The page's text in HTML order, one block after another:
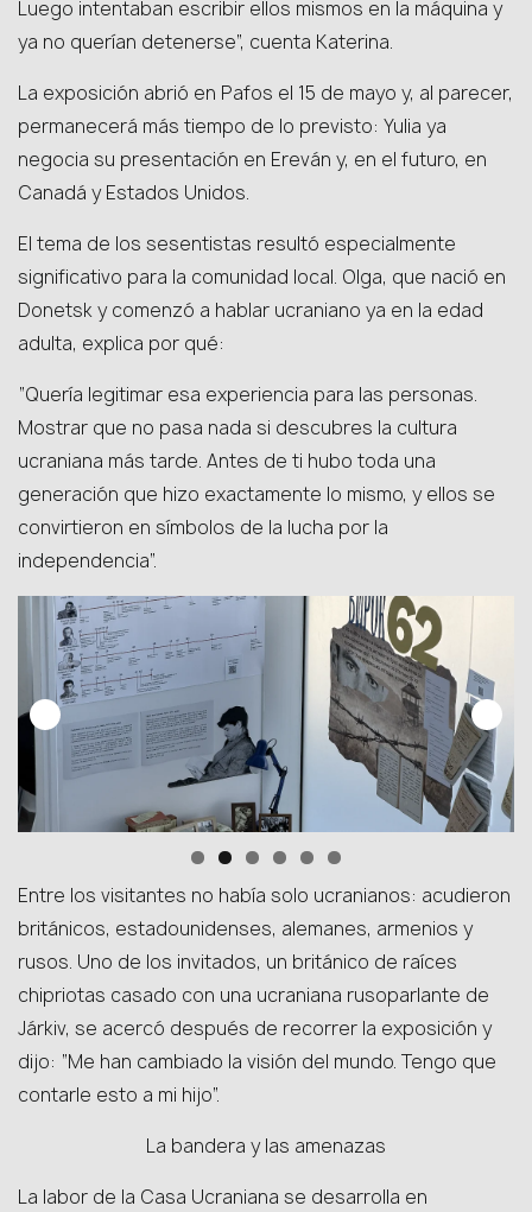
Luego intentaban escribir ellos mismos en la máquina y
ya no querían detenerse”, cuenta Katerina.
La exposición abrió en Pafos el 15 de mayo y, al parecer,
permanecerá más tiempo de lo previsto: Yulia ya
negocia su presentación en Ereván y, en el futuro, en
Canadá y Estados Unidos.
El tema de los sesentistas resultó especialmente
significativo para la comunidad local. Olga, que nació en
Donetsk y comenzó a hablar ucraniano ya en la edad
adulta, explica por qué:
“Quería legitimar esa experiencia para las personas.
Mostrar que no pasa nada si descubres la cultura
ucraniana más tarde. Antes de ti hubo toda una
generación que hizo exactamente lo mismo, y ellos se
convirtieron en símbolos de la lucha por la
independencia”.
Entre los visitantes no había solo ucranianos: acudieron
británicos, estadounidenses, alemanes, armenios y
rusos. Uno de los invitados, un británico de raíces
chipriotas casado con una ucraniana rusoparlante de
Járkiv, se acercó después de recorrer la exposición y
dijo: “Me han cambiado la visión del mundo. Tengo que
contarle esto a mi hijo”.
La bandera y las amenazas
La labor de la Casa Ucraniana se desarrolla en